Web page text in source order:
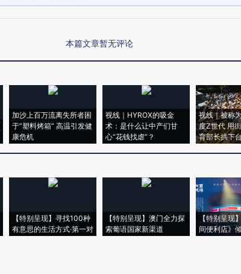
本篇文章暂无评论
加沙上百万流离失所者困
于“塑料烤箱” 高温引发健
康危机
视线｜HYROX的吸金
术：是什么让中产们甘
心“花钱找虐”？
视线｜被称
度Z世代 用
育部长拱下
【特别呈现】寻找100种
有意思的生活方式·第一对
【特别呈现】澳门全力探
索葡语国家新渠道
【特别呈现
间便利店》